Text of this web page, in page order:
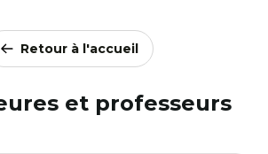
Retour à l'accueil
et professeurs